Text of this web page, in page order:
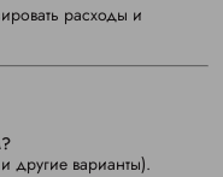
расходы и
другие варианты).